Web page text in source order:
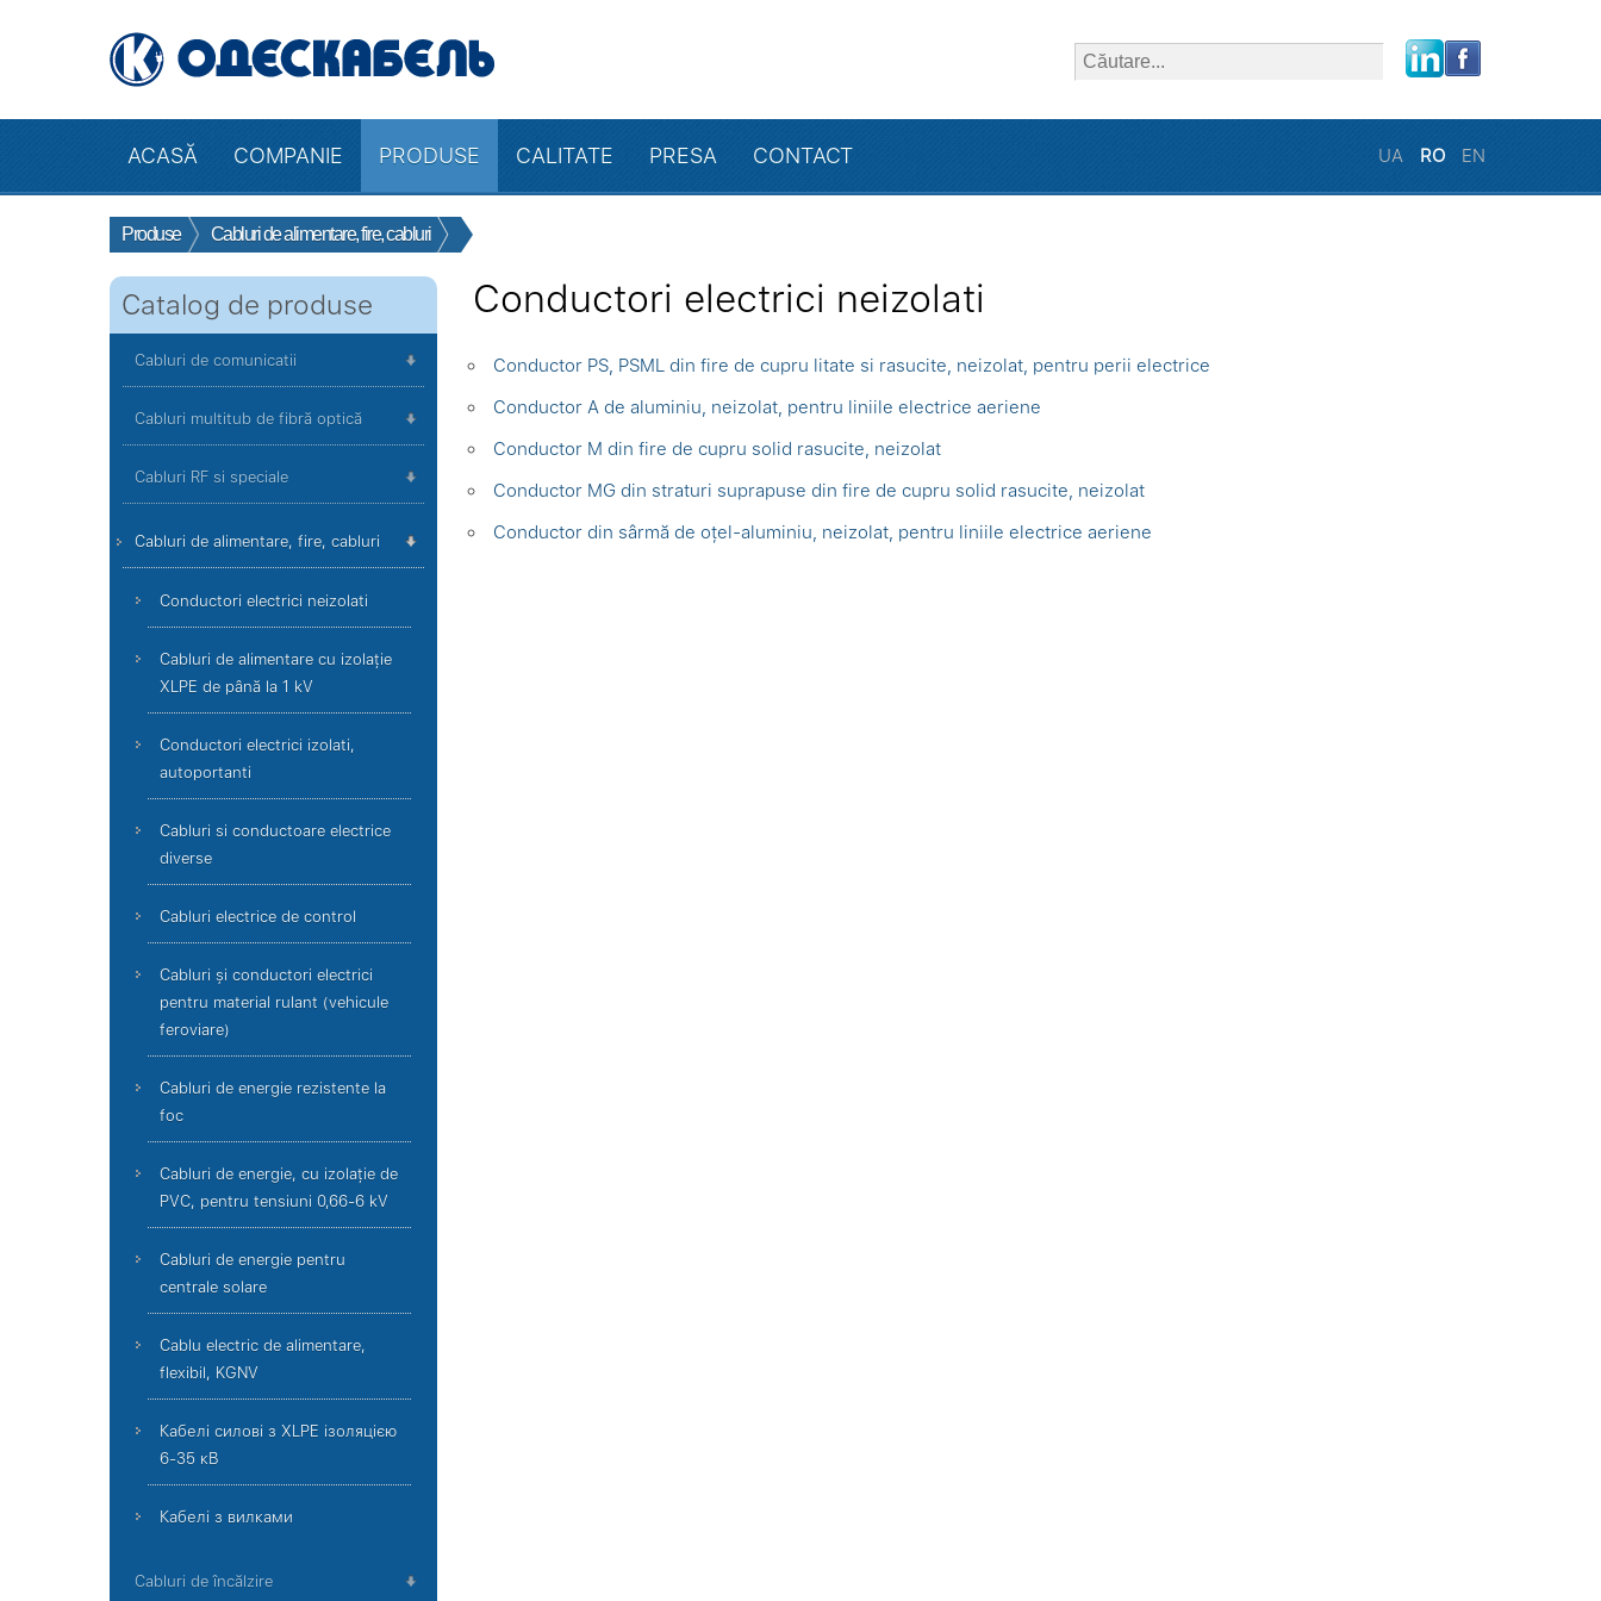
ACASĂ COMPANIE PRODUSE CALITATE PRESA CONTACT UA RO EN
Produse Cabluri de alimentare, fire, cabluri
Catalog de produse
Cabluri de comunicatii
Cabluri multitub de fibră optică
Cabluri RF si speciale
Cabluri de alimentare, fire, cabluri
Conductori electrici neizolati
Cabluri de alimentare cu izolație
XLPE de până la 1 kV
Conductori electrici izolati,
autoportanti
Cabluri si conductoare electrice
diverse
Cabluri electrice de control
Cabluri și conductori electrici
pentru material rulant (vehicule
feroviare)
Cabluri de energie rezistente la
foc
Cabluri de energie, cu izolație de
PVC, pentru tensiuni 0,66-6 kV
Cabluri de energie pentru
centrale solare
Cablu electric de alimentare,
flexibil, KGNV
Кабелі силові з XLPE ізоляцією
6-35 кВ
Кабелі з вилками
Cabluri de încălzire
Conductori electrici neizolati
Conductor PS, PSML din fire de cupru litate si rasucite, neizolat, pentru perii electrice
Conductor A de aluminiu, neizolat, pentru liniile electrice aeriene
Conductor M din fire de cupru solid rasucite, neizolat
Conductor MG din straturi suprapuse din fire de cupru solid rasucite, neizolat
Conductor din sârmă de oțel-aluminiu, neizolat, pentru liniile electrice aeriene
close